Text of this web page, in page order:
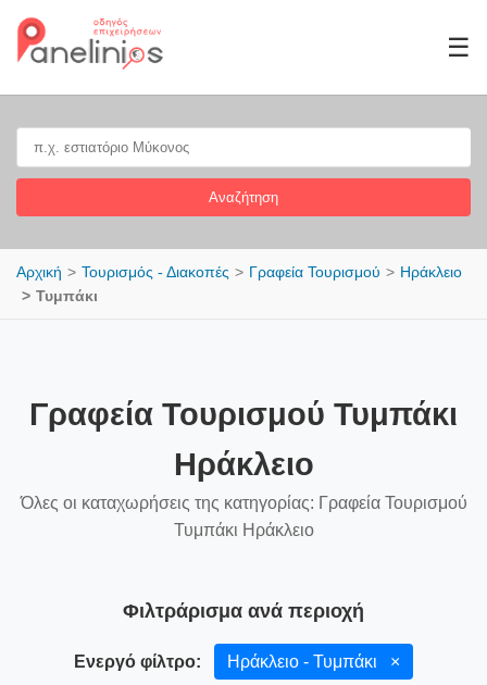
☰
Αναζήτηση
Αρχική Τουρισμός - Διακοπές Γραφεία Τουρισμού
Ηράκλειο
Τυμπάκι
Γραφεία Τουρισμού Τυμπάκι
Ηράκλειο
Όλες οι καταχωρήσεις της κατηγορίας: Γραφεία Τουρισμού
Τυμπάκι Ηράκλειο
Φιλτράρισμα ανά περιοχή
Ενεργό φίλτρο: Ηράκλειο - Τυμπάκι ×